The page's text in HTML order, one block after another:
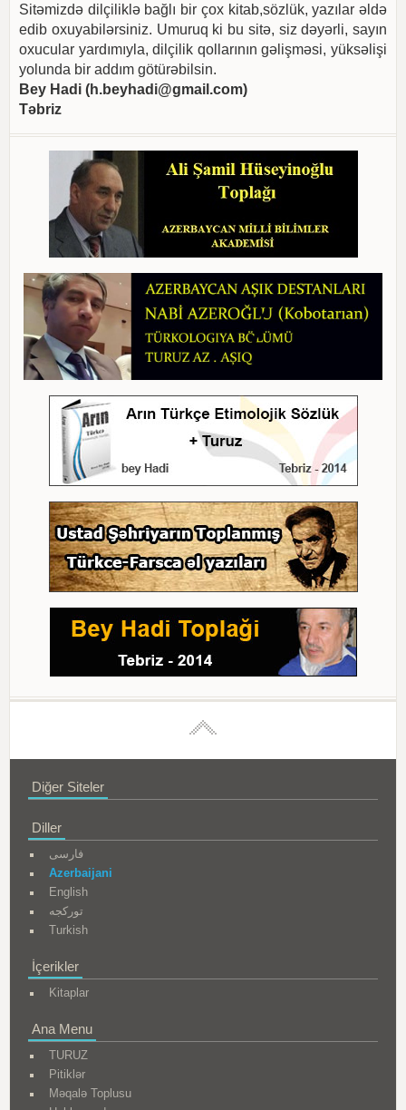
Sitəmizdə dilçiliklə bağlı bir çox kitab,sözlük, yazılar əldə
edib oxuyabilərsiniz. Umuruq ki bu sitə, siz dəyərli, sayın
oxucular yardımıyla, dilçilik qollarının gəlişməsi, yüksəlişi
yolunda bir addım götürəbilsin.
Bey Hadi (h.beyhadi@gmail.com)
Təbriz
Diğer Siteler
Diller
فارسی
Azerbaijani
English
تورکجه
Turkish
İçerikler
Kitaplar
Ana Menu
TURUZ
Pitiklər
Məqalə Toplusu